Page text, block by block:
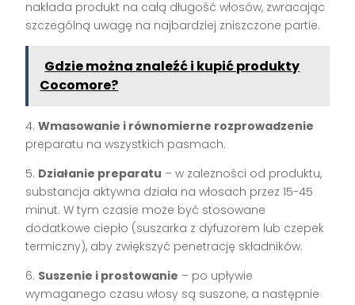
nakłada produkt na całą długość włosów, zwracając
szczególną uwagę na najbardziej zniszczone partie.
Gdzie można znaleźć i kupić produkty
Cocomore?
4.Wmasowanie i równomierne rozprowadzenie
preparatu na wszystkich pasmach.
5. Działanie preparatu – w zależności od produktu,
substancja aktywna działa na włosach przez 15-45
minut. W tym czasie może być stosowane
dodatkowe ciepło (suszarka z dyfuzorem lub czepek
termiczny), aby zwiększyć penetrację składników.
6. Suszenie i prostowanie – po upływie
wymaganego czasu włosy są suszone, a następnie